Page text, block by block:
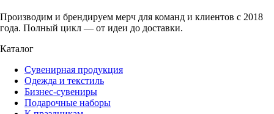
Производим и брендируем мерч для команд и клиентов с 2018
года. Полный цикл — от идеи до доставки.
Каталог
Сувенирная продукция
Одежда и текстиль
Бизнес-сувениры
Подарочные наборы